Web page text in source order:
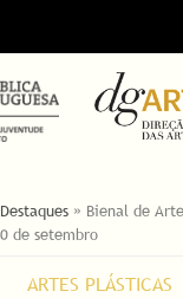
Destaques » Bienal de
de setembro
ARTES PLÁSTICAS